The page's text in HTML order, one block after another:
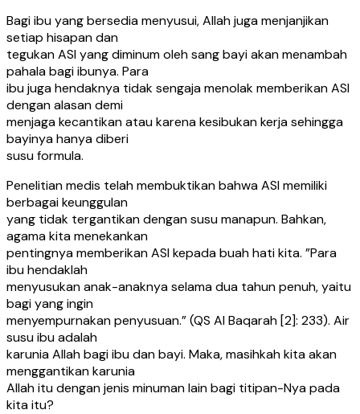
Bagi ibu yang bersedia menyusui, Allah juga menjanjikan
setiap hisapan dan
tegukan ASI yang diminum oleh sang bayi akan menambah
pahala bagi ibunya. Para
ibu juga hendaknya tidak sengaja menolak memberikan ASI
dengan alasan demi
menjaga kecantikan atau karena kesibukan kerja sehingga
bayinya hanya diberi
susu formula.
Penelitian medis telah membuktikan bahwa ASI memiliki
berbagai keunggulan
yang tidak tergantikan dengan susu manapun. Bahkan,
agama kita menekankan
pentingnya memberikan ASI kepada buah hati kita. ”Para
ibu hendaklah
menyusukan anak-anaknya selama dua tahun penuh, yaitu
bagi yang ingin
menyempurnakan penyusuan.” (QS Al Baqarah [2]: 233). Air
susu ibu adalah
karunia Allah bagi ibu dan bayi. Maka, masihkah kita akan
menggantikan karunia
Allah itu dengan jenis minuman lain bagi titipan-Nya pada
kita itu?